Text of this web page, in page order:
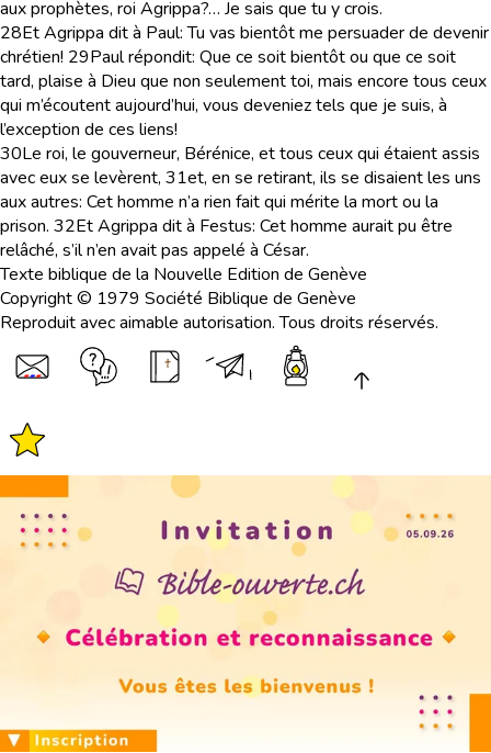
aux prophètes, roi Agrippa?… Je sais que tu y crois.
28Et Agrippa dit à Paul: Tu vas bientôt me persuader de devenir
chrétien! 29Paul répondit: Que ce soit bientôt ou que ce soit
tard, plaise à Dieu que non seulement toi, mais encore tous ceux
qui m’écoutent aujourd’hui, vous deveniez tels que je suis, à
l’exception de ces liens!
30Le roi, le gouverneur, Bérénice, et tous ceux qui étaient assis
avec eux se levèrent, 31et, en se retirant, ils se disaient les uns
aux autres: Cet homme n’a rien fait qui mérite la mort ou la
prison. 32Et Agrippa dit à Festus: Cet homme aurait pu être
relâché, s’il n’en avait pas appelé à César.
Texte biblique de la Nouvelle Edition de Genève
Copyright © 1979 Société Biblique de Genève
Reproduit avec aimable autorisation. Tous droits réservés.